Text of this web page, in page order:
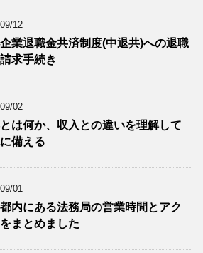
12
業退職金共済制度(中退共)への退職
求手続き
02
は何か、収入との違いを理解して
備える
01
内にある法務局の営業時間とアク
まとめました